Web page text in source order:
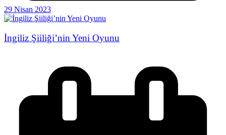
29 Nisan 2023
İngiliz Şiiliği’nin Yeni Oyunu